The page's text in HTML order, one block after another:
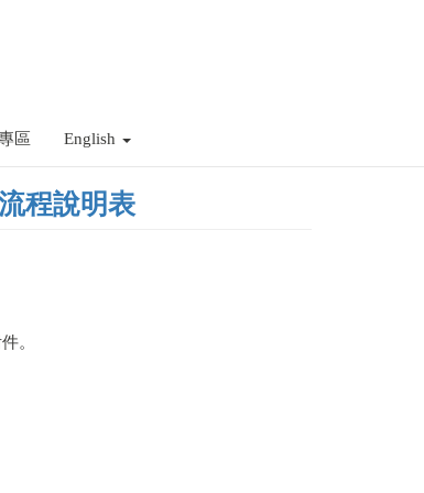
區 English
程說明表
。